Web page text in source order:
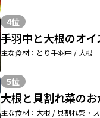
4位
手羽中と大根のオイ
主な食材：とり手羽中 / 大根
5位
大根と貝割れ菜の
主な食材：大根 / 貝割れ菜・